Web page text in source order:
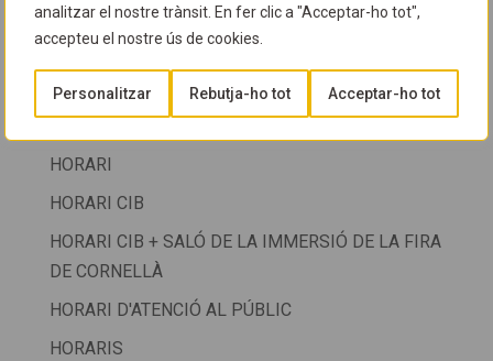
analitzar el nostre trànsit. En fer clic a "Acceptar-ho tot",
accepteu el nostre ús de cookies.
Personalitzar Rebutja-ho tot Acceptar-ho tot
FOTOS NETEGES
FOTOSUB
GUIA D'ESPÈCIES
HORARI
HORARI CIB
HORARI CIB + SALÓ DE LA IMMERSIÓ DE LA FIRA
DE CORNELLÀ
HORARI D'ATENCIÓ AL PÚBLIC
HORARIS